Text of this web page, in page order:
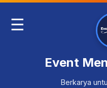
☰
Event
Berkarya